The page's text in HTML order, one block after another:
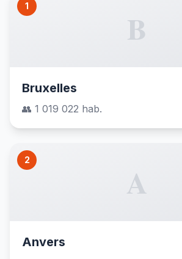
1
B
Bruxelles
👥 1 019 022 hab.
2
A
Anvers